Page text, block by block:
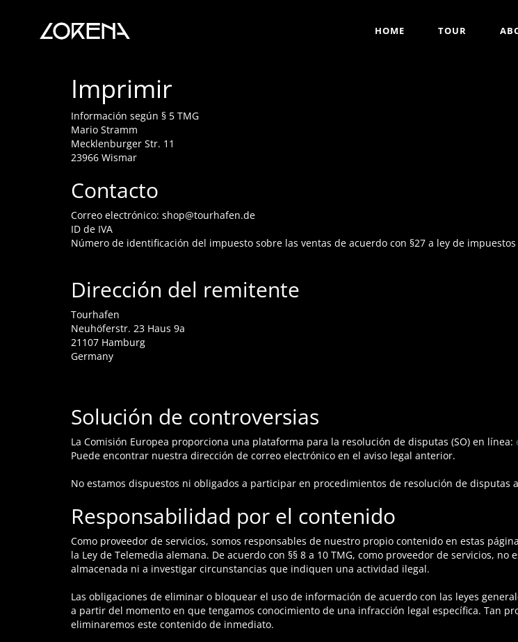
HOME TOUR
Imprimir
Información según § 5 TMG
Mario Stramm
Mecklenburger Str. 11
23966 Wismar
Contacto
Correo electrónico: shop@tourhafen.de
ID de IVA
Número de identificación del impuesto sobre las ventas de acuerdo con §27 a ley de impuestos
Dirección del remitente
Tourhafen
Neuhöferstr. 23 Haus 9a
21107 Hamburg
Germany
Solución de controversias
La Comisión Europea proporciona una plataforma para la resolución de disputas (SO) en línea:
Puede encontrar nuestra dirección de correo electrónico en el aviso legal anterior.
No estamos dispuestos ni obligados a participar en procedimientos de resolución de
Responsabilidad por el contenido
Como proveedor de servicios, somos responsables de nuestro propio contenido en estas
la Ley de Telemedia alemana. De acuerdo con §§ 8 a 10 TMG, como proveedor de servicios,
almacenada ni a investigar circunstancias que indiquen una actividad ilegal.
Las obligaciones de eliminar o bloquear el uso de información de acuerdo con las leyes
a partir del momento en que tengamos conocimiento de una infracción legal específica. Tan
eliminaremos este contenido de inmediato.